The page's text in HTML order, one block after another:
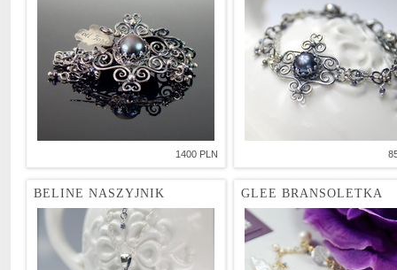
1400 PLN
BELINE NASZYJNIK GLEE BRANSOLETKA